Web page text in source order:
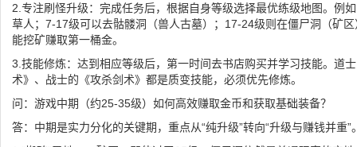
2.专注刷怪升级：完成任务后，根据自身等级选择最优练级地图。例
草人；7-17级可以去骷髅洞（兽人古墓）；17-24级则在僵尸洞（矿
能挖矿赚取第一桶金。
3.技能修炼：达到相应等级后，第一时间去书店购买并学习技能。道
术》、战士的《攻杀剑术》都是质变技能，必须优先修炼。
问：游戏中期（约25-35级）如何高效赚取金币和获取基础装备？
答：中期是实力分化的关键期，重点从“纯升级”转向“升级与赚钱并重”